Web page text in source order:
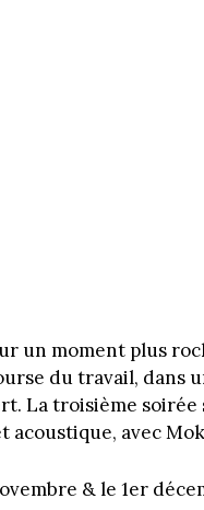
un moment plus
du travail, dans
La troisième
avec
& le 1er